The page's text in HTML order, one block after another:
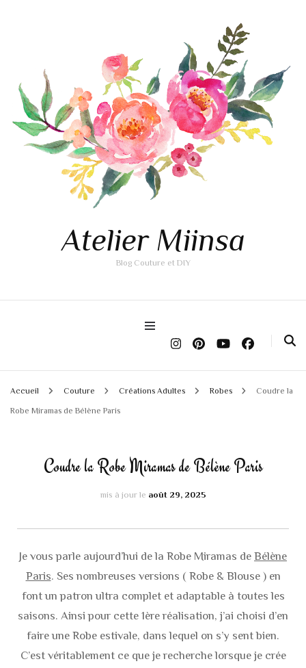
Atelier Miinsa
Blog Couture et DIY
Accueil Couture Créations Adultes Robes Coudre la
Robe Miramas de Bélène Paris
Coudre la Robe Miramas de Bélène Paris
mis à jour le août 29, 2025
Je vous parle aujourd’hui de la Robe Miramas de Bélène
Paris. Ses nombreuses versions ( Robe & Blouse ) en
font un patron ultra complet et adaptable à toutes les
saisons. Ainsi pour cette 1ère réalisation, j’ai choisi d’en
faire une Robe estivale, dans lequel on s’y sent bien.
C’est véritablement ce que je recherche lorsque je crée